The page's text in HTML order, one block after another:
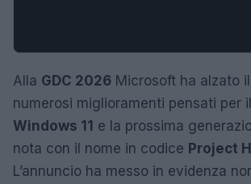
Alla GDC 2026 Microsoft ha alzato
numerosi miglioramenti pensati per
Windows 11 e la prossima
nota con il nome in codice Project
L’annuncio ha messo in evidenza